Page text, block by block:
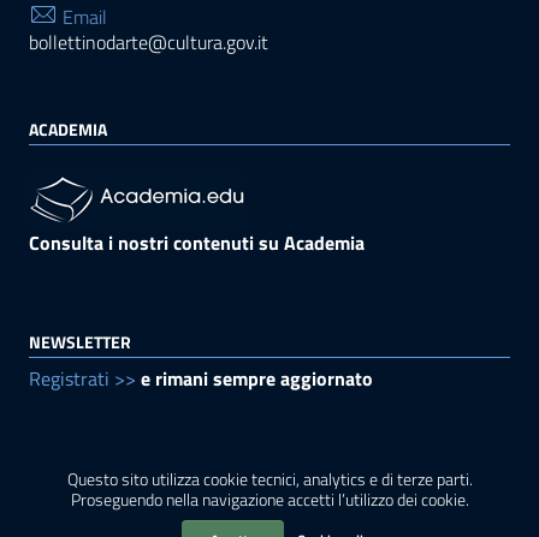
Questo sito utilizza cookie tecnici, analytics e di terze parti.
Proseguendo nella navigazione accetti l’utilizzo dei cookie.
Email
bollettinodarte@cultura.gov.it
ACADEMIA
Consulta i nostri contenuti su Academia
NEWSLETTER
Registrati >> e rimani sempre aggiornato
Sezione Link Utili
Privacy | Cookie policy | Note legali | Contatti |